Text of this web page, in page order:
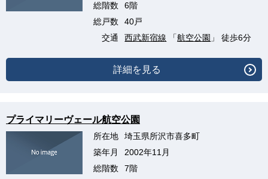
総階数
6階
総戸数
40戸
交通
西武新宿線 「航空公園 」 徒歩6分
詳細を見る
プライマリーヴェール航空公園
所在地
埼玉県所沢市喜多町
築年月
2002年11月
総階数
7階